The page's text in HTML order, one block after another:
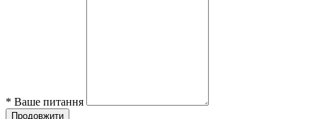
* Ваше питання
Продовжити